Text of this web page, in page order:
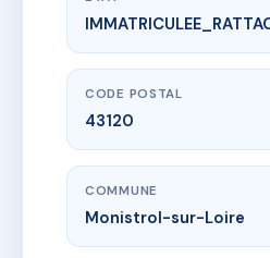
www.vme.plus/
DIONYSOS
3/5 pl prevescal43120
CODE POSTAL
43120
COMMUNE
Monistrol-sur-Loire